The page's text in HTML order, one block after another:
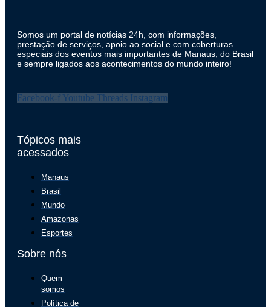
Somos um portal de notícias 24h, com informações,
prestação de serviços, apoio ao social e com coberturas
especiais dos eventos mais importantes de Manaus, do Brasil
e sempre ligados aos acontecimentos do mundo inteiro!
Facebook-f Youtube Threads Instagram
Tópicos mais
acessados
Manaus
Brasil
Mundo
Amazonas
Esportes
Sobre nós
Quem
somos
Política de